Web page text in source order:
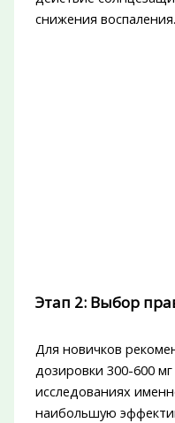
снижения воспаления.
Этап 2: Выбор
Для новичков
дозировки 300-600
исследованиях
наибольшую